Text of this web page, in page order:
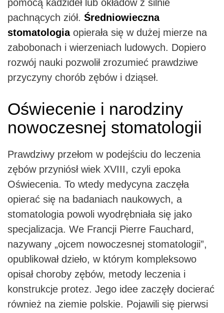
pomocą kadzideł lub okładów z silnie
pachnących ziół. Średniowieczna
stomatologiaopierała się w dużej mierze na
zabobonach i wierzeniach ludowych. Dopiero
rozwój nauki pozwolił zrozumieć prawdziwe
przyczyny chorób zębów i dziąseł.
Oświecenie i narodziny
nowoczesnej stomatologii
Prawdziwy przełom w podejściu do leczenia
zębów przyniósł wiek XVIII, czyli epoka
Oświecenia. To wtedy medycyna zaczęła
opierać się na badaniach naukowych, a
stomatologia powoli wyodrębniała się jako
specjalizacja. We Francji Pierre Fauchard,
nazywany „ojcem nowoczesnej stomatologii”,
opublikował dzieło, w którym kompleksowo
opisał choroby zębów, metody leczenia i
konstrukcje protez. Jego idee zaczęły docierać
również na ziemie polskie. Pojawili się pierwsi